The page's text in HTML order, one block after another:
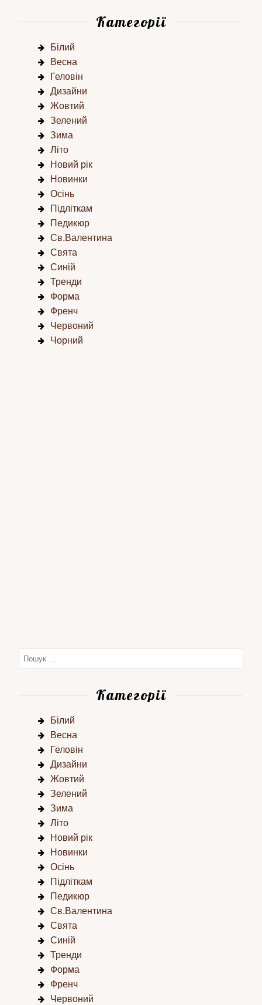
Категорії
Білий
Весна
Геловін
Дизайни
Жовтий
Зелений
Зима
Літо
Новий рік
Новинки
Осінь
Підліткам
Педикюр
Св.Валентина
Свята
Синій
Тренди
Форма
Френч
Червоний
Чорний
Категорії
Білий
Весна
Геловін
Дизайни
Жовтий
Зелений
Зима
Літо
Новий рік
Новинки
Осінь
Підліткам
Педикюр
Св.Валентина
Свята
Синій
Тренди
Форма
Френч
Червоний